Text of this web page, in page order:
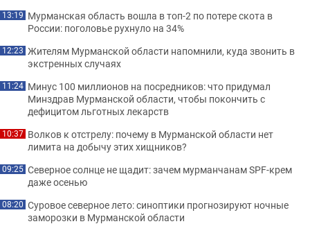
13:19 Мурманская область вошла в топ-2 по потере скота в
России: поголовье рухнуло на 34%
12:23 Жителям Мурманской области напомнили, куда звонить в
экстренных случаях
11:24 Минус 100 миллионов на посредников: что придумал
Минздрав Мурманской области, чтобы покончить с
дефицитом льготных лекарств
10:37 Волков к отстрелу: почему в Мурманской области нет
лимита на добычу этих хищников?
09:25 Северное солнце не щадит: зачем мурманчанам SPF-крем
даже осенью
08:20 Суровое северное лето: синоптики прогнозируют ночные
заморозки в Мурманской области